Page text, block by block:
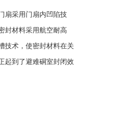
扇采用门扇内凹陷技
封材料采用航空耐高
技术，使密封材料在关
起到了避难硐室封闭效